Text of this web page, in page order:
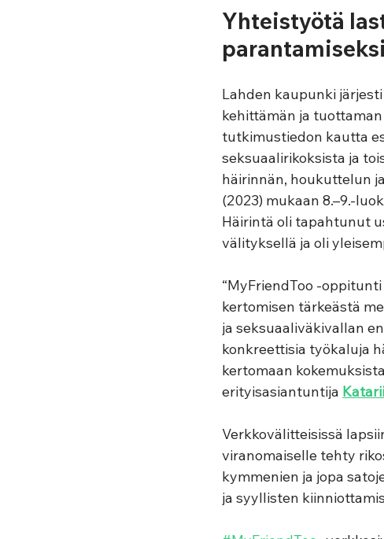
Yhteistyötä
parantamiseksi
Lahden kaupunki
kehittämän ja tuottaman
tutkimustiedon kautta
seksuaalirikoksista ja
häirinnän, houkuttelun
(2023) mukaan 8.–9.-
Häirintä oli tapahtunut
välityksellä ja oli
“MyFriendToo -
kertomisen tärkeästä
ja seksuaaliväkivallan
konkreettisia työkaluja
kertomaan
erityisasiantuntija
Verkkovälitteisissä
viranomaiselle tehty
kymmenien ja jopa
ja syyllisten